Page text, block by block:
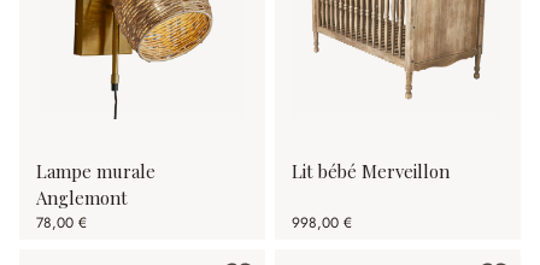
Lampe murale
Anglemont
78,00 €
Lit bébé Merveillon
998,00 €